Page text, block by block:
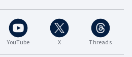
YouTube X Threads